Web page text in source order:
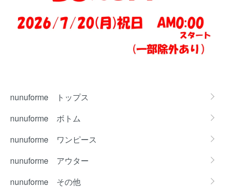
カテゴリー一覧
nunuforme トップス
nunuforme ボトム
nunuforme ワンピース
nunuforme アウター
nunuforme その他